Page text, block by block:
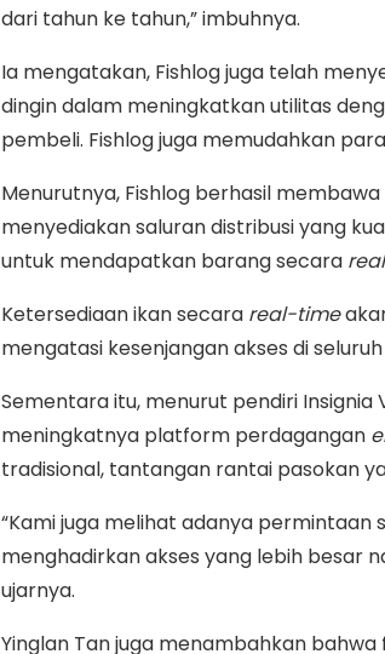
dari tahun ke tahun,” imbuhnya.
Ia mengatakan, Fishlog juga telah
dingin dalam meningkatkan utilitas
pembeli. Fishlog juga memudahkan
Menurutnya, Fishlog berhasil
menyediakan saluran distribusi yang
untuk mendapatkan barang secara
Ketersediaan ikan secara real-time
mengatasi kesenjangan akses di
Sementara itu, menurut pendiri Insignia
meningkatnya platform perdagangan
tradisional, tantangan rantai pasokan
“Kami juga melihat adanya
menghadirkan akses yang lebih besar
ujarnya.
Yinglan Tan juga menambahkan